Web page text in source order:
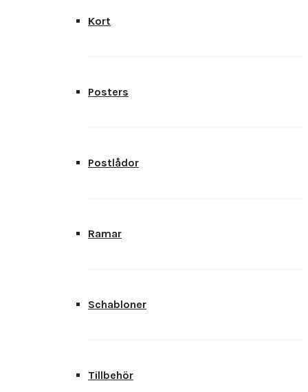
Kort
Posters
Postlådor
Ramar
Schabloner
Tillbehör